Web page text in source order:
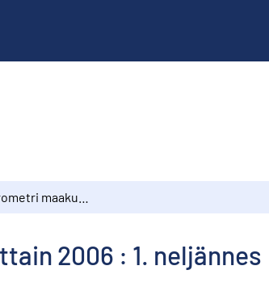
2006 : 1. neljännes